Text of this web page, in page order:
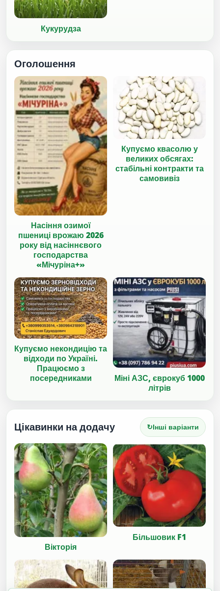
Кукурудза
Оголошення
Насіння озимої
пшениці врожаю 2026
року від насіннєвого
господарства
«Мічуріна+»
Купуємо квасолю у
великих обсягах:
стабільні контракти та
самовивіз
Купуємо некондицію та
відходи по Україні.
Працюємо з
посередниками
Міні АЗС, єврокуб 1000
літрів
Цікавинки на додачу ↻Інші варіанти
Вікторія
Більшовик F1